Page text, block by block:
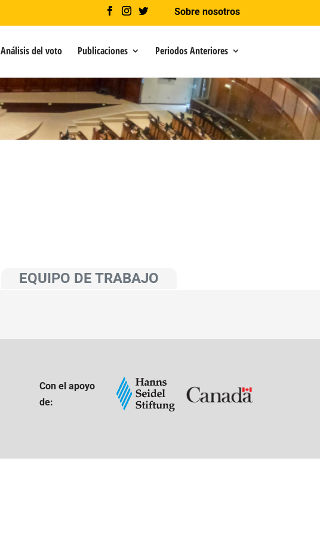
Sobre nosotros
Análisis del voto Publicaciones Periodos Anteriores
EQUIPO DE TRABAJO
Con el apoyo
de: